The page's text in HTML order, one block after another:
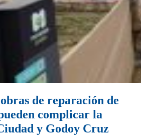
de reparación de
complicar la
y Godoy Cruz